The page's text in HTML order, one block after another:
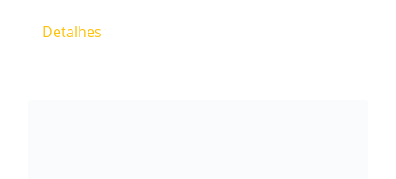
Detalhes